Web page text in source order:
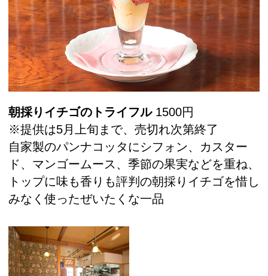
朝採りイチゴのトライフル1500円
※提供は5月上旬まで、売切れ次第終了
自家製のパンナコッタにシフォン、カスター
ド、マンゴームース、季節の果実などを重ね、
トップに味も香りも評判の朝採りイチゴを惜し
みなく使ったぜいたくな一品